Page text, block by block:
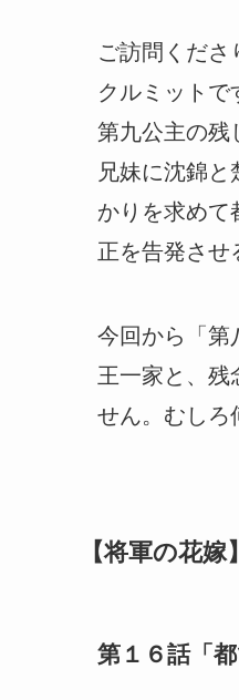
ご訪問くださ
クルミットで
第九公主の残
兄妹に沈錦
かりを求めて
正を告発さ
今回から「第
王一家と、残
せん。むしろ
【将軍の花
第１６話「都